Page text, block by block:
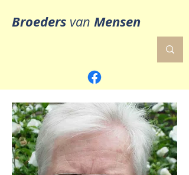
Broeders van Mensen